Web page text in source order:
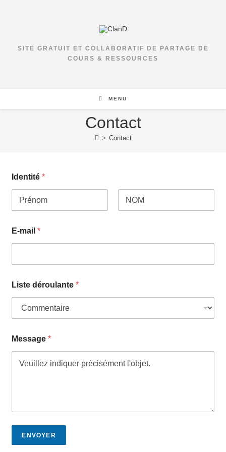
SITE GRATUIT ET COLLABORATIF DE PARTAGE DE
COURS & RESSOURCES
MENU
Contact
> Contact
Identité*
E-mail*
Liste déroulante*
Message*
ENVOYER